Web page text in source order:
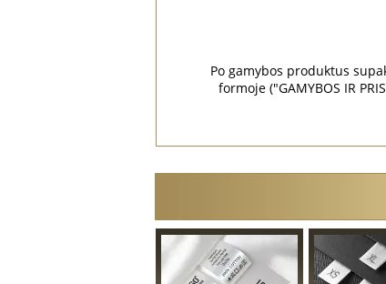
Po gamybos produktus
formoje ("GAMYBOS IR